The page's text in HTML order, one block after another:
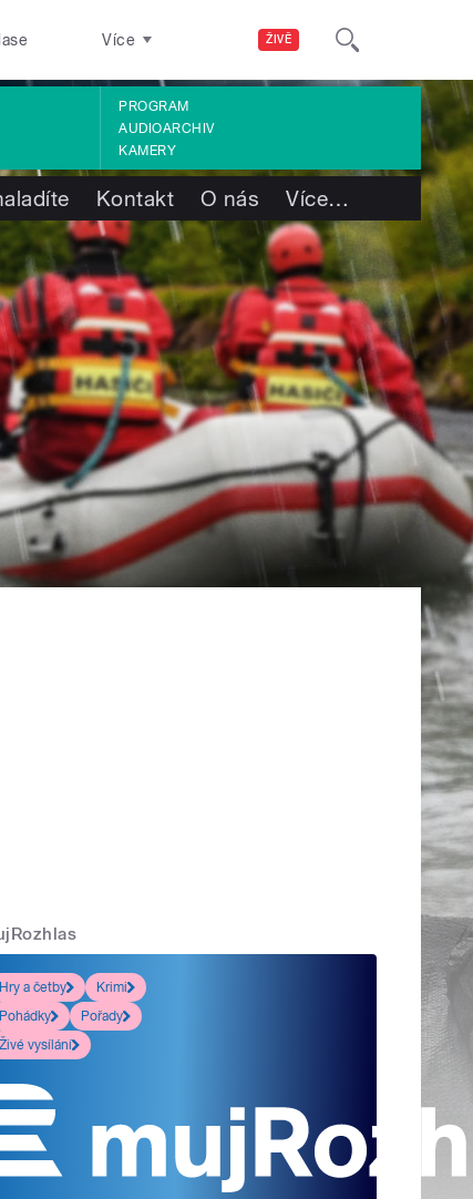
ŽIVĚ
Více
PROGRAM
AUDIOARCHIV
KAMERY
Kontakt O nás Více…
Hry a četby
Krimi
Pohádky
Pořady
Živé vysílání